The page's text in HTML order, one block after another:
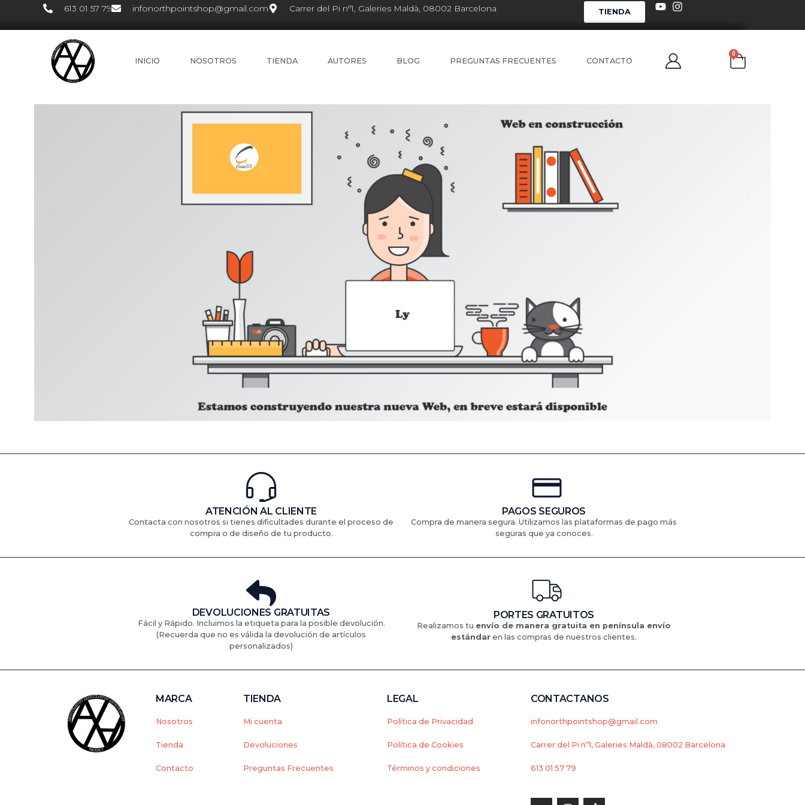
613 01 57 79 infonorthpointshop@gmail.com Carrer del Pi nº1, Galeries Maldà, 08002 Barcelona TIENDA
INICIO NOSOTROS TIENDA AUTORES BLOG PREGUNTAS FRECUENTES CONTACTO
0
ATENCIÓN AL CLIENTE
Contacta con nosotros si tienes dificultades durante el proceso de
compra o de diseño de tu producto.
PAGOS SEGUROS
Compra de manera segura. Utilizamos las plataformas de pago más
seguras que ya conoces.
DEVOLUCIONES GRATUITAS
Fácil y Rápido. Incluimos la etiqueta para la posible devolución.
(Recuerda que no es válida la devolución de artículos
personalizados)
PORTES GRATUITOS
Realizamos tu envío de manera gratuita en península envío
estándar en las compras de nuestros clientes.
MARCA
Nosotros
Tienda
Contacto
TIENDA
Mi cuenta
Devoluciones
Preguntas Frecuentes
LEGAL
Política de Privacidad
Política de Cookies
Términos y condiciones
CONTACTANOS
infonorthpointshop@gmail.com
Carrer del Pi nº1, Galeries Maldà, 08002 Barcelona
613 01 57 79